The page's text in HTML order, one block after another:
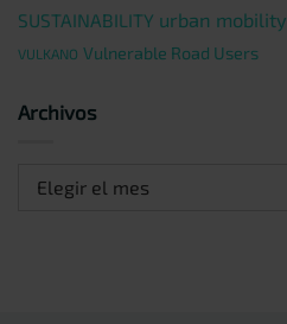
SUSTAINABILITY urban mobility
VULKANO Vulnerable Road Users
Archivos
Archivos